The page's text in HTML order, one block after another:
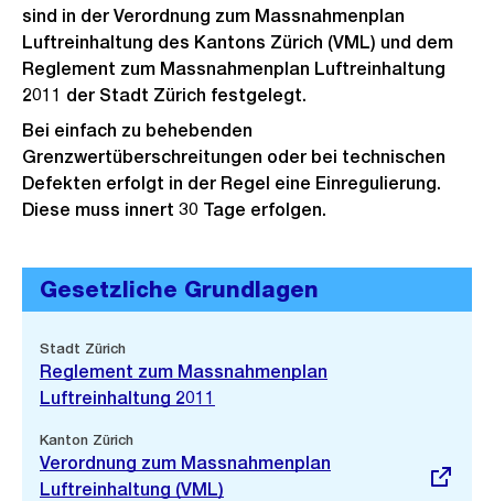
sind in der Verordnung zum Massnahmenplan
Luftreinhaltung des Kantons Zürich (VML) und dem
Reglement zum Massnahmenplan Luftreinhaltung
2011 der Stadt Zürich festgelegt.
Bei einfach zu behebenden
Grenzwertüberschreitungen oder bei technischen
Defekten erfolgt in der Regel eine Einregulierung.
Diese muss innert 30 Tage erfolgen.
Gesetzliche Grundlagen
Stadt Zürich
Reglement zum Massnahmenplan
Luftreinhaltung 2011
Kanton Zürich
Externer
Link:
Verordnung zum Massnahmenplan
Luftreinhaltung (VML)